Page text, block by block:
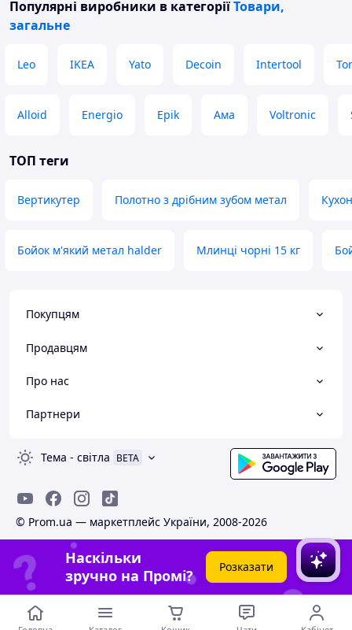
Популярні виробники в категоріїТовари,
загальне
Leo IKEA Yato Decoin Intertool
Alloid Energio Epik Ама Voltronic
ТОП теги
Вертикутер Полотно з дрібним зубом метал
Бойок м'який метал halder Млинці чорні 15 кг
Покупцям
Продавцям
Про нас
Партнери
Тема - світла BETA
© Prom.ua — маркетплейс України, 2008-2026
Наскільки
зручно на Промі?
Розказати